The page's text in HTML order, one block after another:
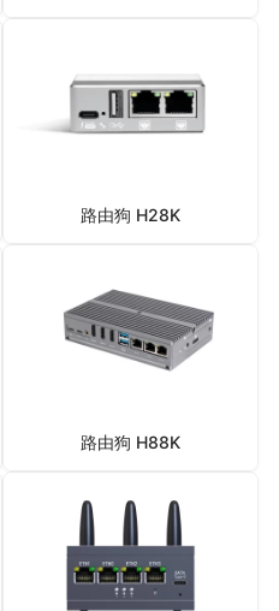
路由狗 H28K
路由狗 H88K